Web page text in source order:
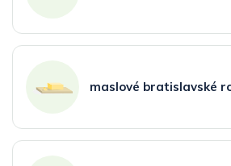
maslové bratislavské